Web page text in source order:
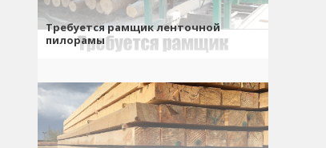
Требуется рамщик ленточной
пилорамы